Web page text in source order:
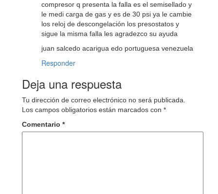
compresor q presenta la falla es el semisellado y
le medi carga de gas y es de 30 psi ya le cambie
los reloj de descongelación los presostatos y
sigue la misma falla les agradezco su ayuda
juan salcedo acarigua edo portuguesa venezuela
Responder
Deja una respuesta
Tu dirección de correo electrónico no será publicada.
Los campos obligatorios están marcados con *
Comentario *